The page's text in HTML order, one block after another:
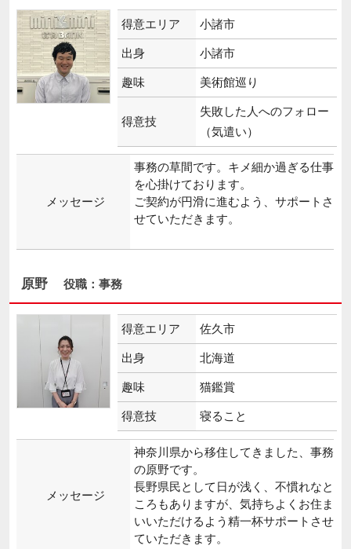
得意エリア 小諸市
出身 小諸市
趣味 美術館巡り
得意技
失敗した人へのフォロー
（気遣い）
メッセージ
事務の草間です。キメ細か過ぎる仕事
を心掛けております。
ご契約が円滑に進むよう、サポートさ
せていただきます。
原野 役職：事務
得意エリア 佐久市
出身 北海道
趣味 猫鑑賞
得意技 寝ること
メッセージ
神奈川県から移住してきました、事務
の原野です。
長野県民として日が浅く、不慣れなと
ころもありますが、気持ちよくお住ま
いいただけるよう精一杯サポートさせ
ていただきます。